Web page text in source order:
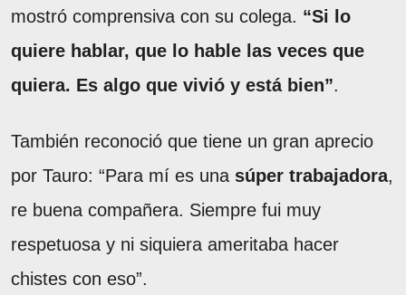
mostró comprensiva con su colega. “Si lo
quiere hablar, que lo hable las veces que
quiera. Es algo que vivió y está bien”.
También reconoció que tiene un gran aprecio
por Tauro: “Para mí es una súper trabajadora,
re buena compañera. Siempre fui muy
respetuosa y ni siquiera ameritaba hacer
chistes con eso”.